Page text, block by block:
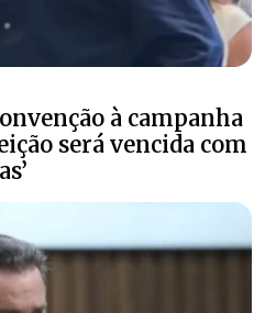
à campanha
será vencida com